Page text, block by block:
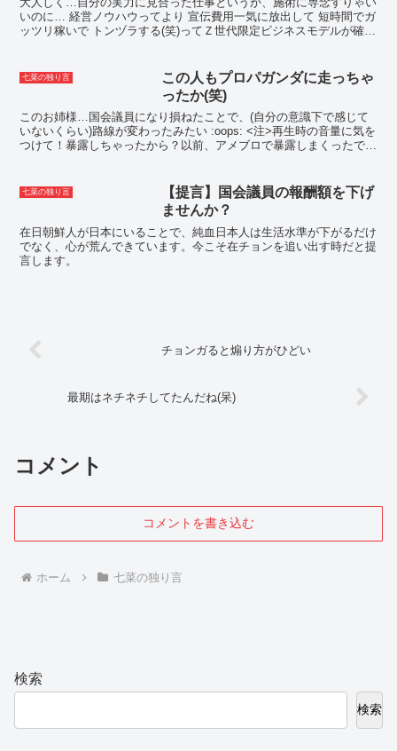
いのに… 経営ノウハウってより 宣伝費用一気に放出して 短時間でガ
ッツリ稼いで トンヅラする(笑)ってＺ世代限定ビジネスモデルが確立
七菜の独り言
この人もプロパガンダに走っちゃ
ったか(笑)
このお姉様…国会議員になり損ねたことで、(自分の意識下で感じて
いないくらい)路線が変わったみたい :oops: <注>再生時の音量に気を
つけて！暴露しちゃったから？以前、アメブロで暴露しまくったでし
七菜の独り言
【提言】国会議員の報酬額を下げ
ませんか？
在日朝鮮人が日本にいることで、純血日本人は生活水準が下がるだけ
でなく、心が荒んできています。今こそ在チョンを追い出す時だと提
言します。
チョンガると煽り方がひどい
最期はネチネチしてたんだね(呆)
コメント
コメントを書き込む
ホーム 七菜の独り言
検索
検索